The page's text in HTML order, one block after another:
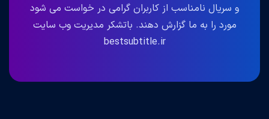
و سریال نامناسب از کاربران گرامی در خواست می شود
مورد را به ما گزارش دهند. باتشکر مدیریت وب سایت
bestsubtitle.ir